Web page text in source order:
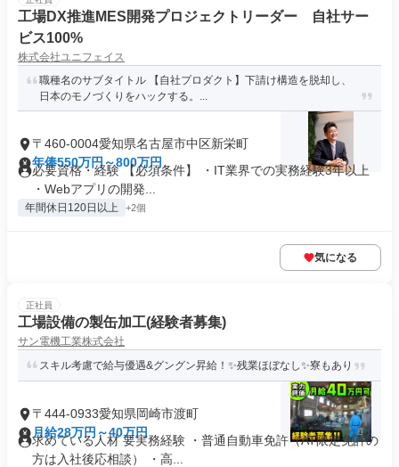
工場DX推進MES開発プロジェクトリーダー 自社サー
ビス100%
株式会社ユニフェイス
職種名のサブタイトル 【自社プロダクト】下請け構造を脱却し、
日本のモノづくりをハックする。...
〒460-0004愛知県名古屋市中区新栄町
年俸550万円～800万円
必要資格・経験 【必須条件】 ・IT業界での実務経験3年以上
・Webアプリの開発...
年間休日120日以上 +2個
気になる
正社員
工場設備の製缶加工(経験者募集)
サン電機工業株式会社
スキル考慮で給与優遇&グングン昇給！✨残業ほぼなし✨寮もあり
〒444-0933愛知県岡崎市渡町
月給28万円～40万円
求めている人材 要実務経験 ・普通自動車免許（AT限定免許の
方は入社後応相談） ・高...